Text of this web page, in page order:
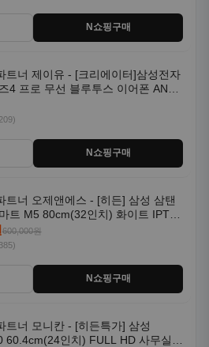
N쇼핑구매
트너 제이유 - [크리에이터]삼성전자
4 프로 무선 블루투스 이어폰 ANC
N쇼핑구매
트너 오제앤에스 - [히든] 삼성 삼탠
트 M5 80cm(32인치) 화이트 IPTV
600,000원
N쇼핑구매
트너 모니칸 - [히든특가] 삼성
60.4cm(24인치) FULL HD 사무실/